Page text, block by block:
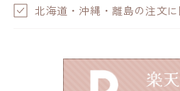
北海道・沖縄・離島の注文